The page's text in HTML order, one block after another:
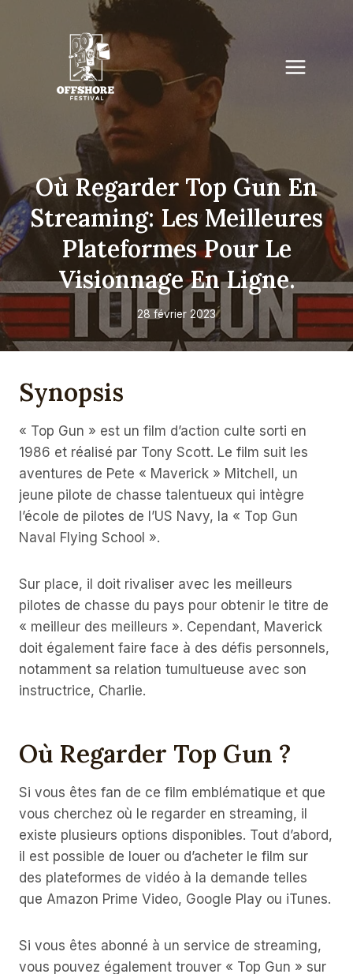
Où Regarder Top Gun En
Streaming: Les Meilleures
Plateformes Pour Le
Visionnage En Ligne.
28 février 2023
Synopsis
« Top Gun » est un film d’action culte sorti en
1986 et réalisé par Tony Scott. Le film suit les
aventures de Pete « Maverick » Mitchell, un
jeune pilote de chasse talentueux qui intègre
l’école de pilotes de l’US Navy, la « Top Gun
Naval Flying School ».
Sur place, il doit rivaliser avec les meilleurs
pilotes de chasse du pays pour obtenir le titre de
« meilleur des meilleurs ». Cependant, Maverick
doit également faire face à des défis personnels,
notamment sa relation tumultueuse avec son
instructrice, Charlie.
Où Regarder Top Gun ?
Si vous êtes fan de ce film emblématique et que
vous cherchez où le regarder en streaming, il
existe plusieurs options disponibles. Tout d’abord,
il est possible de louer ou d’acheter le film sur
des plateformes de vidéo à la demande telles
que Amazon Prime Video, Google Play ou iTunes.
Si vous êtes abonné à un service de streaming,
vous pouvez également trouver « Top Gun » sur